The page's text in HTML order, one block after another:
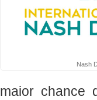
Nash
maior chance